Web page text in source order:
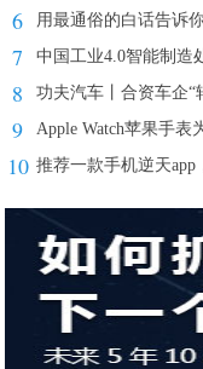
6 用最通俗的白话告诉
7 中国工业4.0智能制造
8 功夫汽车丨合资车企“
9 Apple Watch苹果手表
10 推荐一款手机逆天app